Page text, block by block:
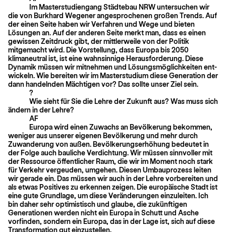
Im Masterstudiengang Städtebau NRW untersuchen wir
die von Burkhard Wegener angesprochenen großen Trends. Auf
der einen Seite haben wir Verfahren und Wege und bieten
Lösungen an. Auf der anderen Seite merkt man, dass es einen
gewissen Zeitdruck gibt, der mittlerweile von der Politik
mitgemacht wird. Die Vorstellung, dass Europa bis 2050
klimaneutral ist, ist eine wahnsinnige Herausforderung. Diese
Dynamik müssen wir mitnehmen und Lösungsmöglichkeiten ent­
wickeln. Wie bereiten wir im Masterstudium diese Generation der
dann handelnden Mächtigen vor? Das sollte unser Ziel sein.
?
Wie sieht für Sie die Lehre der Zukunft aus? Was muss sich
ändern in der Lehre?
AF
Europa wird einen Zuwachs an Bevölkerung bekommen,
weniger aus unserer eigenen Bevölkerung und mehr durch
Zuwanderung von außen. Bevölkerungserhöhung bedeutet in
der Folge auch bauliche Verdichtung. Wir müssen sinnvoller mit
der Ressource öffentlicher Raum, die wir im Moment noch stark
für Verkehr vergeuden, umgehen. Diesen Umbauprozess leiten
wir gerade ein. Das müssen wir auch in der Lehre vorbereiten und
als etwas Positives zu erkennen zeigen. Die europäische Stadt ist
eine gute Grundlage, um diese Veränderungen einzuleiten. Ich
bin daher sehr optimistisch und glaube, die zukünftigen
Generationen werden nicht ein Europa in Schutt und Asche
vorfinden, sondern ein Europa, das in der Lage ist, sich auf diese
Transformation gut einzustellen.